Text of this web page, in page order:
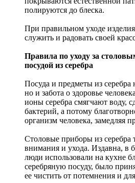
полируются до блеска.
При правильном уходе
служить и радовать своей
Правила по уходу за
посудой из серебра
Посуда и предметы из серебра
но и забота о здоровье
ионы серебра смягчают воду,
бактерий, а потому
организм человека, замедляя
Столовые приборы из серебра
внимания и ухода. Издавна, в
люди использовали на кухне
серебряную посуду, было
ее чистить от потемнения и